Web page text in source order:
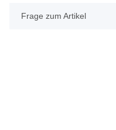
Frage zum Artikel